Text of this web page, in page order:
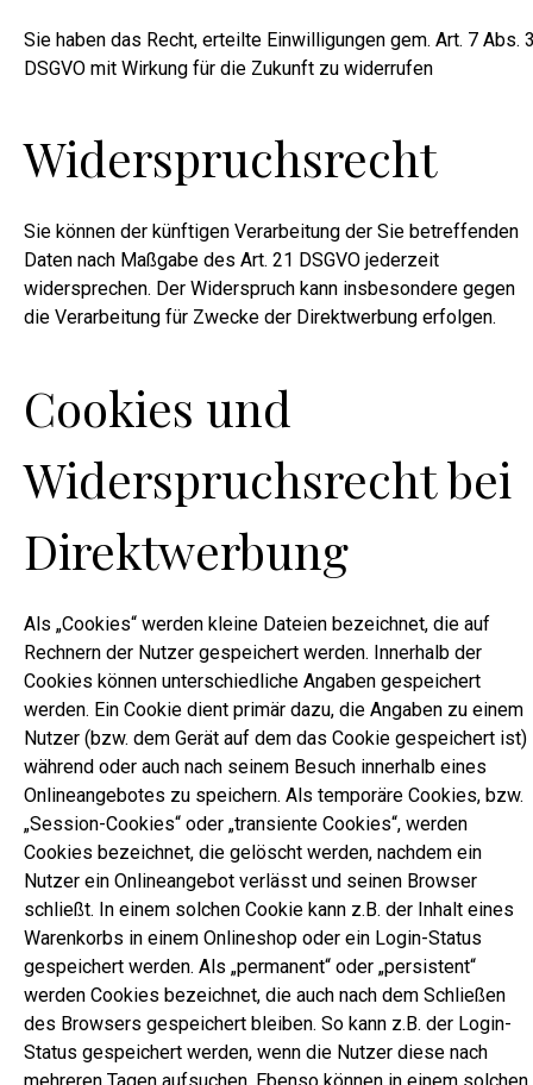
Sie haben das Recht, erteilte Einwilligungen gem. Art. 7 Abs.
DSGVO mit Wirkung für die Zukunft zu widerrufen
Widerspruchsrecht
Sie können der künftigen Verarbeitung der Sie betreffenden
Daten nach Maßgabe des Art. 21 DSGVO jederzeit
widersprechen. Der Widerspruch kann insbesondere gegen
die Verarbeitung für Zwecke der Direktwerbung erfolgen.
Cookies und
Widerspruchsrecht bei
Direktwerbung
Als „Cookies“ werden kleine Dateien bezeichnet, die auf
Rechnern der Nutzer gespeichert werden. Innerhalb der
Cookies können unterschiedliche Angaben gespeichert
werden. Ein Cookie dient primär dazu, die Angaben zu einem
Nutzer (bzw. dem Gerät auf dem das Cookie gespeichert ist)
während oder auch nach seinem Besuch innerhalb eines
Onlineangebotes zu speichern. Als temporäre Cookies, bzw.
„Session-Cookies“ oder „transiente Cookies“, werden
Cookies bezeichnet, die gelöscht werden, nachdem ein
Nutzer ein Onlineangebot verlässt und seinen Browser
schließt. In einem solchen Cookie kann z.B. der Inhalt eines
Warenkorbs in einem Onlineshop oder ein Login-Status
gespeichert werden. Als „permanent“ oder „persistent“
werden Cookies bezeichnet, die auch nach dem Schließen
des Browsers gespeichert bleiben. So kann z.B. der Login-
Status gespeichert werden, wenn die Nutzer diese nach
mehreren Tagen aufsuchen. Ebenso können in einem solchen